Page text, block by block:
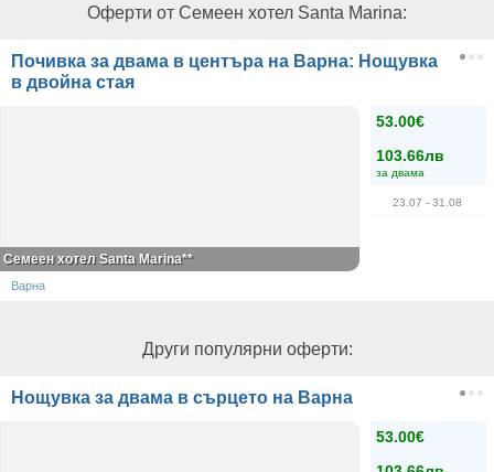
Оферти от Семеен хотел Santa Marina:
Почивка за двама в центъра на Варна: Нощувка
в двойна стая
53.00€
103.66лв
за двама
23.07 - 31.08
Семеен хотел Santa Marina**
Варна
Други популярни оферти:
Нощувка за двама в сърцето на Варна
53.00€